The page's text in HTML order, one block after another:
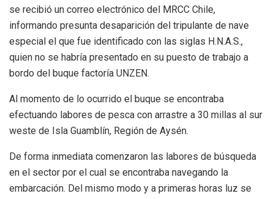
se recibió un correo electrónico del MRCC Chile,
informando presunta desaparición del tripulante de nave
especial el que fue identificado con las siglas H.N.A.S.,
quien no se habría presentado en su puesto de trabajo a
bordo del buque factoría UNZEN.
Al momento de lo ocurrido el buque se encontraba
efectuando labores de pesca con arrastre a 30 millas al sur
weste de Isla Guamblín, Región de Aysén.
De forma inmediata comenzaron las labores de búsqueda
en el sector por el cual se encontraba navegando la
embarcación. Del mismo modo y a primeras horas luz se